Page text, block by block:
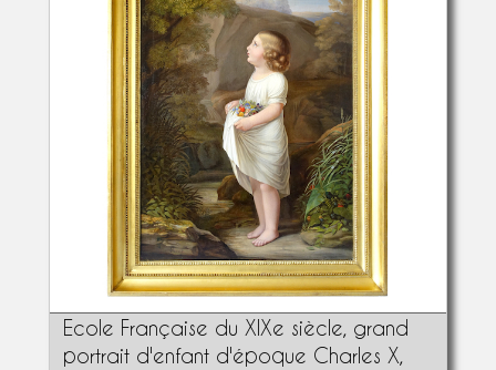
Ecole Française du XIXe siècle, grand
portrait d'enfant d'époque Charles X,